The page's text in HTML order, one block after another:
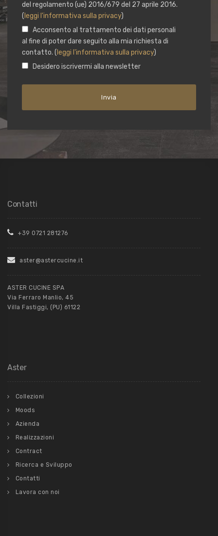
del regolamento (ue) 2016/679 del 27 aprile 2016.
( leggi l'informativa sulla privacy)
Acconsento al trattamento dei dati personali
al fine di poter dare seguito alla mia richiesta di
contatto. ( leggi l'informativa sulla privacy)
Desidero iscrivermi alla newsletter
Contatti
+39 0721 281276
aster@astercucine.it
ASTER CUCINE SPA
Via Ferraro Manlio, 45
Villa Fastiggi, (PU) 61122
Aster
Collezioni
Moods
Azienda
Realizzazioni
Contract
Ricerca e Sviluppo
Contatti
Lavora con noi